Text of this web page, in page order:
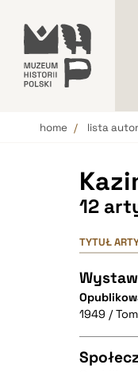
home lista
12
TYTUŁ
1949 /